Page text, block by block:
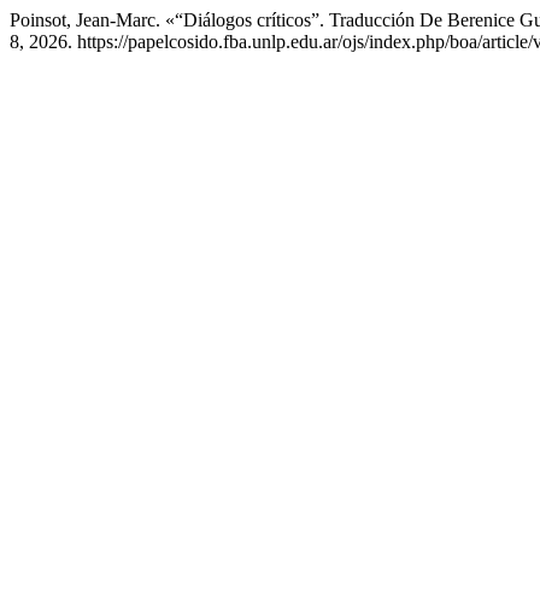
Poinsot, Jean-Marc. «“Diálogos críticos”. Traducción De Berenice
8, 2026. https://papelcosido.fba.unlp.edu.ar/ojs/index.php/boa/